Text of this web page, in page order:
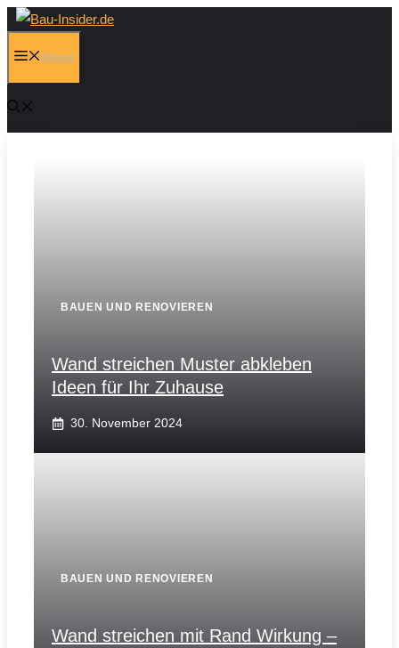
Zum
springen
Menü
BAUEN UND RENOVIEREN
Wand streichen Muster abkleben
Ideen für Ihr Zuhause
30. November 2024
BAUEN UND RENOVIEREN
Wand streichen mit Rand Wirkung –